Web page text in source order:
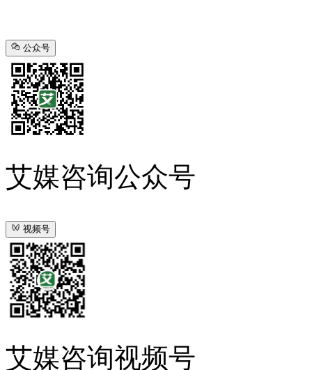
公众号
艾媒咨询公众号
视频号
艾媒咨询视频号